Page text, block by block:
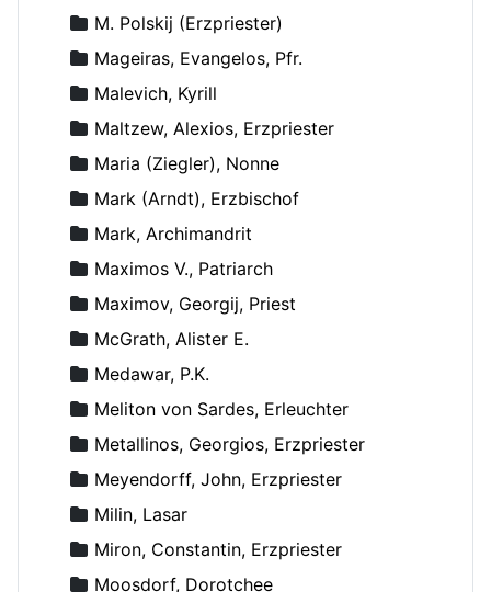
M. Polskij (Erzpriester)
Mageiras, Evangelos, Pfr.
Malevich, Kyrill
Maltzew, Alexios, Erzpriester
Maria (Ziegler), Nonne
Mark (Arndt), Erzbischof
Mark, Archimandrit
Maximos V., Patriarch
Maximov, Georgij, Priest
McGrath, Alister E.
Medawar, P.K.
Meliton von Sardes, Erleuchter
Metallinos, Georgios, Erzpriester
Meyendorff, John, Erzpriester
Milin, Lasar
Miron, Constantin, Erzpriester
Moosdorf, Dorotchee